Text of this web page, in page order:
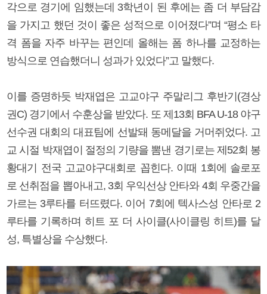
각으로 경기에 임했는데 3학년이 된 후에는 좀 더 부담감
을 가지고 했던 것이 좋은 성적으로 이어졌다”며 “평소 타
격 폼을 자주 바꾸는 편인데 올해는 폼 하나를 교정하는
방식으로 연습했더니 성과가 있었다”고 말했다.
이를 증명하듯 박재엽은 고교야구 주말리그 후반기(경상
권C) 경기에서 수훈상을 받았다. 또 제13회 BFA U-18 야구
선수권 대회의 대표팀에 선발돼 동메달을 거머쥐었다. 고
교 시절 박재엽이 절정의 기량을 뽐낸 경기로는 제52회 봉
황대기 전국 고교야구대회로 꼽힌다. 이때 1회에 솔로포
로 선취점을 뽑아내고, 3회 우익선상 안타와 4회 우중간을
가르는 3루타를 터뜨렸다. 이어 7회에 텍사스성 안타로 2
루타를 기록하며 히트 포 더 사이클(사이클링 히트)를 달
성, 특별상을 수상했다.